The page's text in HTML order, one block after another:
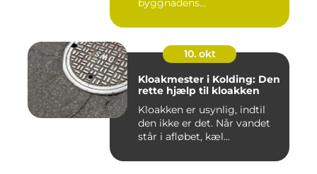
byggnadens...
10. okt
Kloakmester i Kolding: Den
rette hjælp til kloakken
Kloakken er usynlig, indtil
den ikke er det. Når vandet
står i afløbet, kæl...